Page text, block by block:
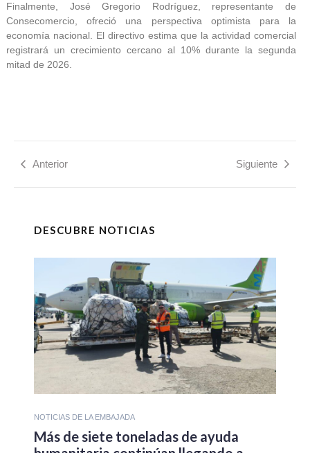
Finalmente, José Gregorio Rodríguez, representante de
Consecomercio, ofreció una perspectiva optimista para la
economía nacional. El directivo estima que la actividad comercial
registrará un crecimiento cercano al 10% durante la segunda
mitad de 2026.
Anterior Siguiente
DESCUBRE NOTICIAS
NOTICIAS DE LA EMBAJADA
Más de siete toneladas de ayuda